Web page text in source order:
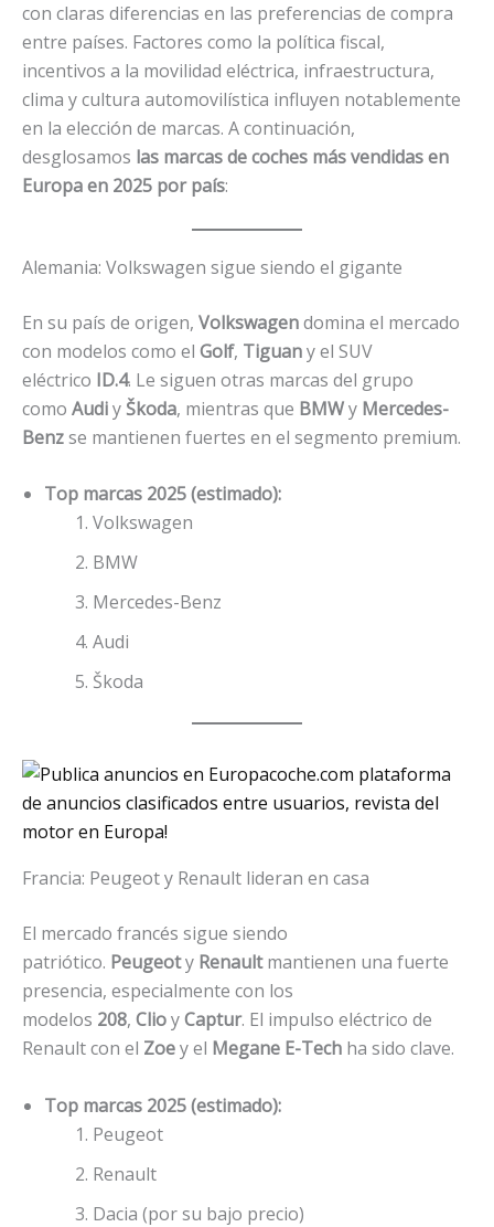
con claras diferencias en las preferencias de compra
entre países. Factores como la política fiscal,
incentivos a la movilidad eléctrica, infraestructura,
clima y cultura automovilística influyen notablemente
en la elección de marcas. A continuación,
desglosamos las marcas de coches más vendidas en
Europa en 2025 por país:
Alemania: Volkswagen sigue siendo el gigante
En su país de origen, Volkswagendomina el mercado
con modelos como el Golf, Tiguany el SUV
eléctrico ID.4. Le siguen otras marcas del grupo
como Audiy Škoda, mientras que BMWy Mercedes-
Benzse mantienen fuertes en el segmento premium.
Top marcas 2025 (estimado):
Volkswagen
BMW
Mercedes-Benz
Audi
Škoda
Francia: Peugeot y Renault lideran en casa
El mercado francés sigue siendo
patriótico. Peugeoty Renaultmantienen una fuerte
presencia, especialmente con los
modelos 208, ClioyCaptur. El impulso eléctrico de
Renault con el Zoey el Megane E-Tech ha sido clave.
Top marcas 2025 (estimado):
Peugeot
Renault
Dacia (por su bajo precio)